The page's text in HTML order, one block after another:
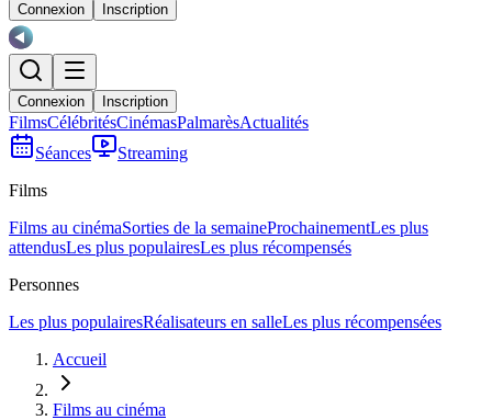
Connexion Inscription
Connexion Inscription
FilmsCélébritésCinémasPalmarèsActualités
Séances
Streaming
Films
Films au cinémaSorties de la semaineProchainementLes plus
attendusLes plus populairesLes plus récompensés
Personnes
Les plus populairesRéalisateurs en salleLes plus récompensées
Accueil
Films au cinéma